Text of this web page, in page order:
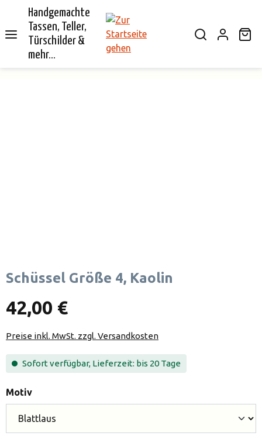
springen
Handgemachte
Tassen, Teller,
Türschilder &
mehr...
Schüssel Größe 4, Kaolin
42,00 €
Preise inkl. MwSt. zzgl. Versandkosten
Sofort verfügbar, Lieferzeit: bis 20 Tage
Motivauswählen